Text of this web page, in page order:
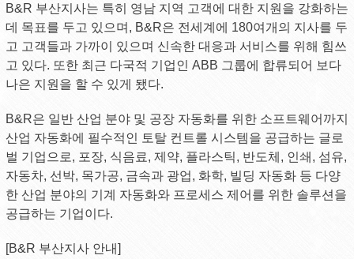
B&R 부산지사는 특히 영남 지역 고객에 대한 지원을 강화하는
데 목표를 두고 있으며, B&R은 전세계에 180여개의 지사를 두
고 고객들과 가까이 있으며 신속한 대응과 서비스를 위해 힘쓰
고 있다. 또한 최근 다국적 기업인 ABB 그룹에 합류되어 보다
나은 지원을 할 수 있게 됐다.
B&R은 일반 산업 분야 및 공장 자동화를 위한 소프트웨어까지
산업 자동화에 필수적인 토탈 컨트롤 시스템을 공급하는 글로
벌 기업으로, 포장, 식음료, 제약, 플라스틱, 반도체, 인쇄, 섬유,
자동차, 선박, 목가공, 금속과 광업, 화학, 빌딩 자동화 등 다양
한 산업 분야의 기계 자동화와 프로세스 제어를 위한 솔루션을
공급하는 기업이다.
[B&R 부산지사 안내]